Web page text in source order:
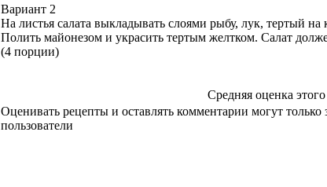
Вариант 2
На листья салата выкладывать слоями рыбу, лук, тертый на
Полить майонезом и украсить тертым желтком. Салат
(4 порции)
Средняя оценка
Оценивать рецепты и оставлять комментарии могут только
пользователи